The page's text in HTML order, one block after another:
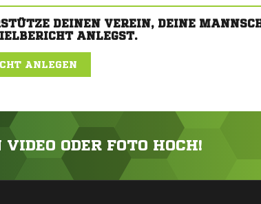
DEINEN VEREIN, DEINE
ANLEGST.
ANLEGEN
ODER FOTO HOCH!